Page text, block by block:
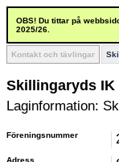
OBS! Du tittar på
2025/26.
Kontakt och tävlingar
Skillingaryds IK
Laginformation:
Föreningsnummer
Adress